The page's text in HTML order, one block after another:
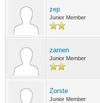
zep
Junior Member
zamen
Junior Member
Zorste
Junior Member